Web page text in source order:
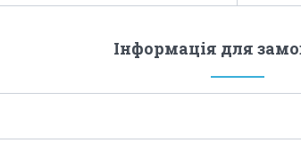
Інформація для